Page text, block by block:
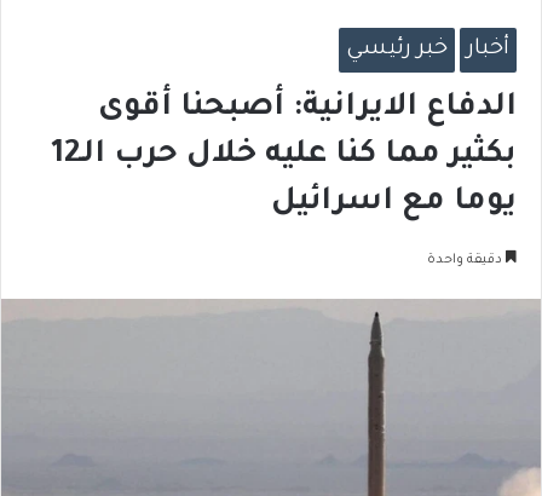
أخبار خبر رئيسي
الدفاع الايرانية: أصبحنا أقوى
بكثير مما كنا عليه خلال حرب الـ12
يوما مع اسرائيل
دقيقة واحدة